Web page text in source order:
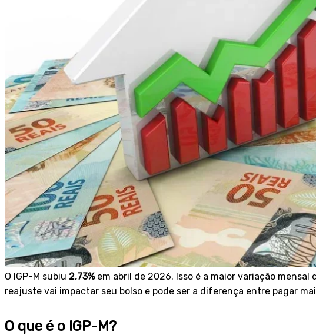
O IGP-M subiu 2,73%em abril de 2026. Isso é a maior variação mensal
reajuste vai impactar seu bolso e pode ser a diferença entre pagar
O que é o IGP-M?